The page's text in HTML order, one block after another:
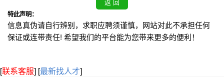
特此声明：
信息真伪请自行辨别，求职应聘须谨慎，网站对此不承担任何
保证或连带责任! 希望我们的平台能为您带来更多的便利！
[联系客服] [最新找人才]